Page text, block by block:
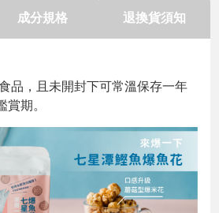
成分規格 退換貨須知
品，且未開封下可常溫保存一年
期。